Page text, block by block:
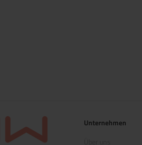
Unternehmen